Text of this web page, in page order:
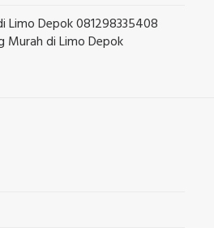
Limo Depok 081298335408
Murah di Limo Depok